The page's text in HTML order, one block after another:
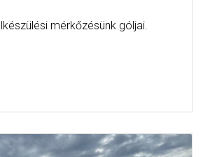
mérkőzésünk góljai.